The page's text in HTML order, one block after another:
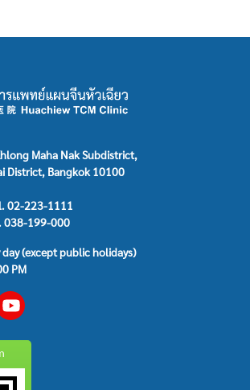
Maha Nak Subdistrict,
District, Bangkok 10100
02-223-1111
038-199-000
day (except public holidays)
PM